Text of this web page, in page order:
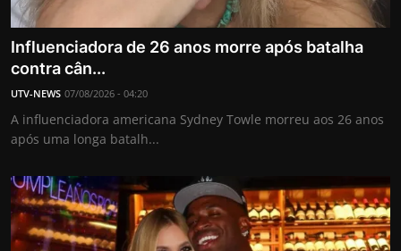
Influenciadora de 26 anos morre após batalha
contra cân...
UTV-NEWS 07/08/2026 - 04:20
A influenciadora americana Sydney Towle morreu aos 26 anos
após uma longa batalh...